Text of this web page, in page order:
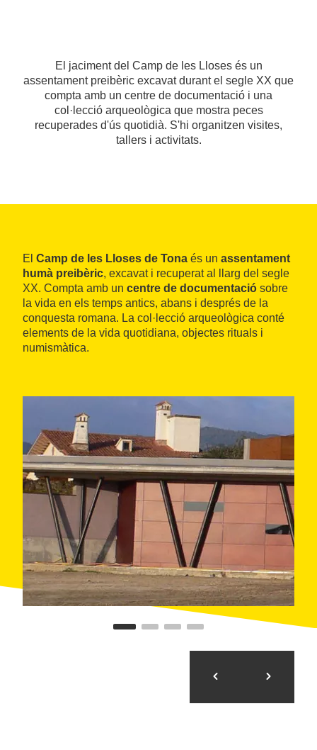
El jaciment del Camp de les Lloses és un
assentament preibèric excavat durant el segle XX que
compta amb un centre de documentació i una
col·lecció arqueològica que mostra peces
recuperades d'ús quotidià. S'hi organitzen visites,
tallers i activitats.
El Camp de les Lloses de Tona és un assentament
humà preibèric, excavat i recuperat al llarg del segle
XX. Compta amb un centre de documentació sobre
la vida en els temps antics, abans i després de la
conquesta romana. La col·lecció arqueològica conté
elements de la vida quotidiana, objectes rituals i
numismàtica.